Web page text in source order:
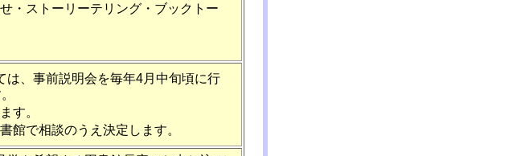
・ストーリーテリング・ブックトー
は、事前説明会を毎年4月中旬頃に行
す。
館で相談のうえ決定します。